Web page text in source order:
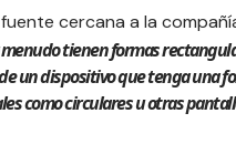
cercana a la
tienen formas
un dispositivo que tenga una
como circulares u otras